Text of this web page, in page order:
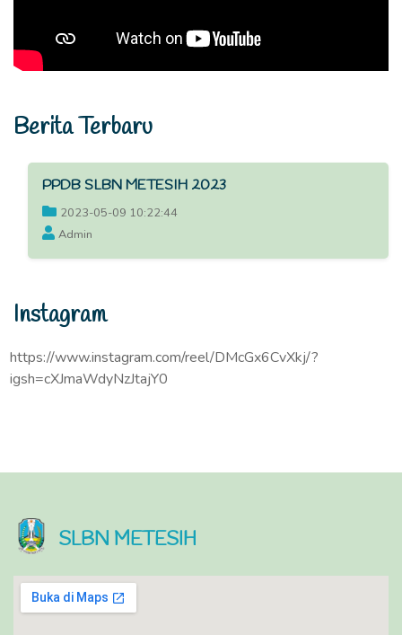
Berita Terbaru
PPDB SLBN METESIH 2023
2023-05-09 10:22:44
Admin
Instagram
https://www.instagram.com/reel/DMcGx6CvXkj/?
igsh=cXJmaWdyNzJtajY0
SLBN METESIH